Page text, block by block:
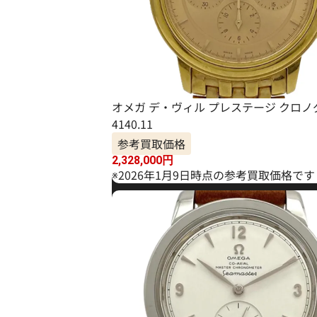
オメガ デ・ヴィル プレステージ クロノ
4140.11
参考買取価格
2,328,000円
※2026年1月9日時点の参考買取価格です